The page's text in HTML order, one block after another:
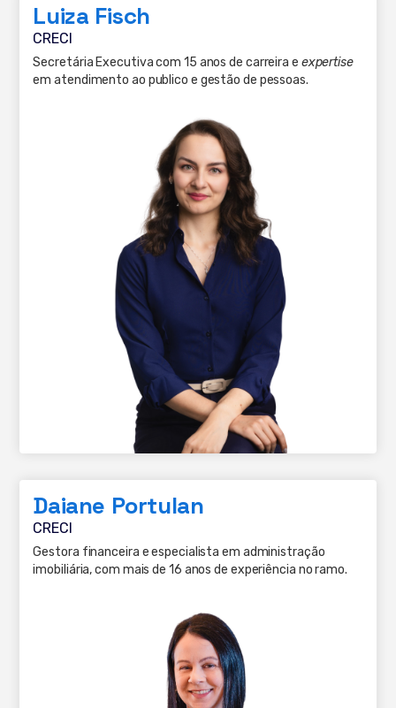
Luiza Fisch
CRECI
Secretária Executiva com 15 anos de carreira e expertise
em atendimento ao publico e gestão de pessoas.
Daiane Portulan
CRECI
Gestora financeira e especialista em administração
imobiliária, com mais de 16 anos de experiência no ramo.